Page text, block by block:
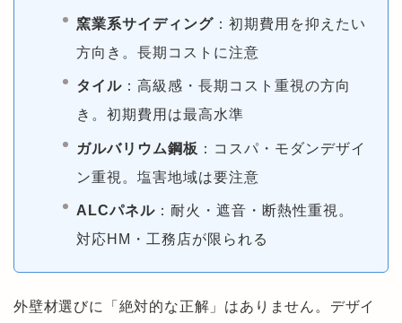
窯業系サイディング ：初期費用を抑えたい
方向き。長期コストに注意
タイル ：高級感・長期コスト重視の方向
き。初期費用は最高水準
ガルバリウム鋼板 ：コスパ・モダンデザイ
ン重視。塩害地域は要注意
ALCパネル ：耐火・遮音・断熱性重視。
対応HM・工務店が限られる
外壁材選びに「絶対的な正解」はありません。デザイ